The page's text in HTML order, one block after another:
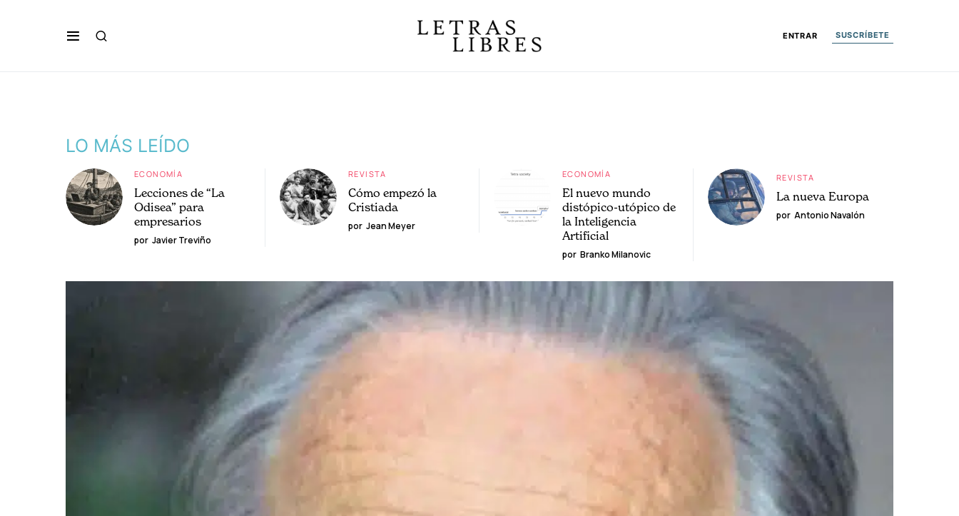
ENTRAR SUSCRÍBETE
LO MÁS LEÍDO
ECONOMÍA
Lecciones de “La
Odisea” para
empresarios
por Javier Treviño
REVISTA
Cómo empezó la
Cristiada
por Jean Meyer
ECONOMÍA
El nuevo mundo
distópico-utópico de
la Inteligencia
Artificial
por Branko Milanovic
REVISTA
La nueva Europa
por Antonio Navalón